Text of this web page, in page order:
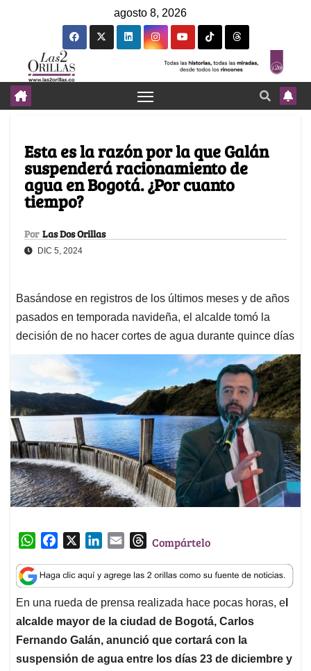
agosto 8, 2026
Esta es la razón por la que Galán
suspenderá racionamiento de
agua en Bogotá. ¿Por cuanto
tiempo?
Por Las Dos Orillas
DIC 5, 2024
Basándose en registros de los últimos meses y de años
pasados en temporada navideña, el alcalde tomó la
decisión de no hacer cortes de agua durante quince días
W
a
t
s
A
p
p
c
e
b
o
o
k
n
k
e
d
I
n
a
i
l
T
r
e
a
d
s
Compártelo
En una rueda de prensa realizada hace pocas horas, e
alcalde mayor de la ciudad de Bogotá, Carlos
Fernando Galán, anunció que cortará con la
suspensión de agua entre los días 23 de diciembre y